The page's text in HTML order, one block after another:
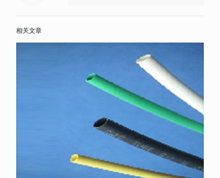
相关文章